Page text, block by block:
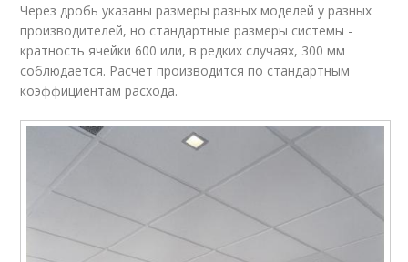
Потолочный профиль Потолочные плиты
Через дробь указаны размеры разных моделей у разных
производителей, но стандартные размеры системы -
кратность ячейки 600 или, в редких случаях, 300 мм
соблюдается. Расчет производится по стандартным
коэффициентам расхода.